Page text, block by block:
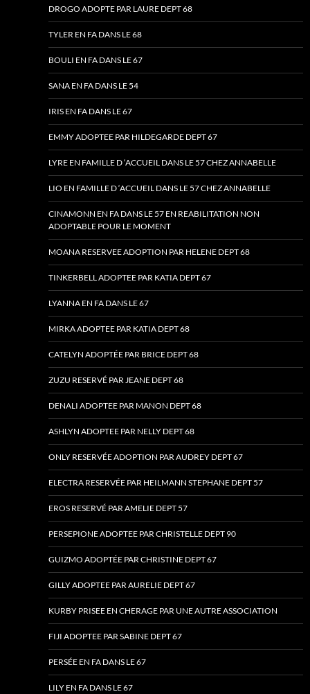
DROGO ADOPTE PAR LAURE DEPT 68
TYLER EN FA DANS LE 68
BOULI EN FA DANS LE 67
SANA EN FA DANS LE 54
IRIS EN FA DANS LE 67
EMMY ADOPTEE PAR HILDEGARDE DEPT 67
LYRE EN FAMILLE D ‘ACCUEIL DANS LE 57 CHEZ ANNABELLE
LIO EN FAMILLE D ‘ACCUEIL DANS LE 57 CHEZ ANNABELLE
CINAMONN EN FA DANS LE 57 EN REABILITATION NON
ADOPTABLE POUR LE MOMENT
MOANA RESERVEE ADOPTION PAR HELENE DEPT 68
TINKERBELL ADOPTEE PAR KATIA DEPT 67
LYANNA EN FA DANS LE 67
MIRKA ADOPTEE PAR KATIA DEPT 68
CATELYN ADOPTÉE PAR BRICE DEPT 68
ZUZU RESERVÉ PAR JEANE DEPT 68
DENALI ADOPTEE PAR MANON DEPT 68
ASHLYN ADOPTEE PAR NELLY DEPT 68
ONLY RESERVÉE ADOPTION PAR AUDREY DEPT 67
ELECTRA RESERVÉE PAR HEILMANN STEPHANE DEPT 57
EROS RESERVÉ PAR AMELIE DEPT 57
PERSEPIONE ADOPTEE PAR CHRISTELLE DEPT 90
GUIZMO ADOPTÉE PAR CHRISTINE DEPT 67
GILLY ADOPTEE PAR AURELIE DEPT 67
KURBY PRISEE EN CHERAGE PAR UNE AUTRE ASSOCIATION
FIJI ADOPTEE PAR SABINE DEPT 67
PERSÉE EN FA DANS LE 67
LILY EN FA DANS LE 67